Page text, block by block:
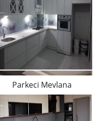
Parkeci Mevlana